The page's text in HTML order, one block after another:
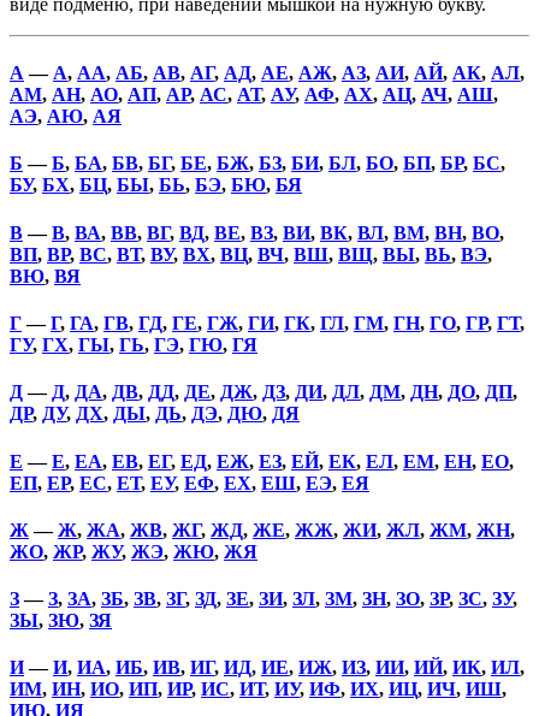
виде подменю, при наведении мышкой на нужную букву.
А — А, АА, АБ, АВ, АГ, АД, АЕ, АЖ, АЗ, АИ, АЙ, АК, АЛ,
АМ, АН, АО, АП, АР, АС, АТ, АУ, АФ, АХ, АЦ, АЧ, АШ,
АЭ, АЮ, АЯ
Б —Б, БА, БВ, БГ, БЕ, БЖ, БЗ, БИ, БЛ, БО, БП, БР, БС,
БУ, БХ, БЦ, БЫ, БЬ, БЭ, БЮ, БЯ
В—В, ВА, ВВ, ВГ, ВД, ВЕ, ВЗ, ВИ, ВК, ВЛ, ВМ, ВН, ВО,
ВП, ВР, ВС, ВТ, ВУ, ВХ, ВЦ, ВЧ, ВШ, ВЩ, ВЫ, ВЬ, ВЭ,
ВЮ, ВЯ
Г—Г, ГА, ГВ, ГД, ГЕ, ГЖ, ГИ, ГК, ГЛ, ГМ, ГН, ГО, ГР, ГТ,
ГУ, ГХ, ГЫ, ГЬ, ГЭ, ГЮ, ГЯ
Д— Д, ДА, ДВ, ДД, ДЕ, ДЖ, ДЗ, ДИ, ДЛ, ДМ, ДН, ДО, ДП,
ДР, ДУ, ДХ, ДЫ, ДЬ, ДЭ, ДЮ, ДЯ
Е —Е, ЕА, ЕВ, ЕГ, ЕД, ЕЖ, ЕЗ, ЕЙ, ЕК, ЕЛ, ЕМ, ЕН, ЕО,
ЕП, ЕР, ЕС, ЕТ, ЕУ, ЕФ, ЕХ, ЕШ, ЕЭ, ЕЯ
Ж —Ж, ЖА, ЖВ, ЖГ, ЖД, ЖЕ, ЖЖ, ЖИ, ЖЛ, ЖМ, ЖН,
ЖО, ЖР, ЖУ, ЖЭ, ЖЮ, ЖЯ
З—З, ЗА, ЗБ, ЗВ, ЗГ, ЗД, ЗЕ, ЗИ, ЗЛ, ЗМ, ЗН, ЗО, ЗР, ЗС, ЗУ,
ЗЫ, ЗЮ, ЗЯ
И—И, ИА, ИБ, ИВ, ИГ, ИД, ИЕ, ИЖ, ИЗ, ИИ, ИЙ, ИК, ИЛ,
ИМ, ИН, ИО, ИП, ИР, ИС, ИТ, ИУ, ИФ, ИХ, ИЦ, ИЧ, ИШ,
ИЮ, ИЯ